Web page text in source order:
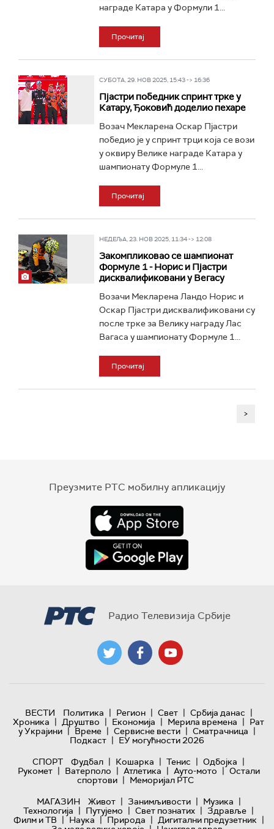
награде Катара у Формули 1...
Прочитај
СУБОТА, 29. НОВ 2025, 15:43 -> 16:36
Пјастри победник спринт трке у
Катару, Ђоковић доделио пехаре
Возач Мекларена Оскар Пјастри
победио је у спринт трци која се вози
у оквиру Велике награде Катара у
шампионату Формуле 1...
Прочитај
НЕДЕЉА, 23. НОВ 2025, 11:34 -> 12:08
Закомпликовао се шампионат
Формуле 1 - Норис и Пјастри
дисквалификовани у Вегасу
Возачи Мекларена Ландо Норис и
Оскар Пјастри дисквалификовани су
после трке за Велику награду Лас
Вагаса у шампионату Формуле 1...
Прочитај
>
Преузмите РТС мобилну апликацију
Радио Телевизија Србије
ВЕСТИ Политика | Регион | Свет | Србија данас |
Хроника | Друштво | Економија | Мерила времена | Рат
у Украјини | Време | Сервисне вести | Сматрачница |
Подкаст | ЕУ могућности 2026
СПОРТ
Фудбал | Кошарка | Тенис | Одбојка |
Рукомет | Ватерполо | Атлетика | Ауто-мото | Остали
спортови | Меморијал РТС
МАГАЗИН
Живот | Занимљивости | Музика |
Технологијa | Путујемо | Свет познатих | Здравље |
Филм и ТВ | Наука | Природа | Дигитални предузетник |